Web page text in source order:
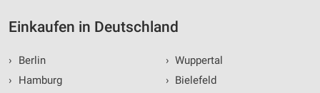
Einkaufen in Deutschland
›
Berlin
›
Hamburg
› Wuppertal
› Bielefeld